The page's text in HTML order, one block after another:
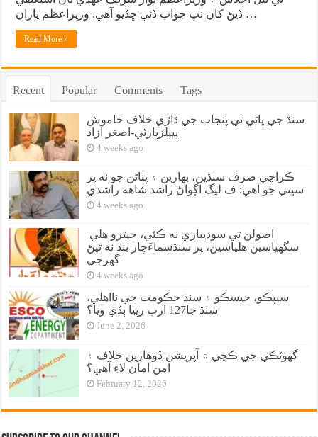
ڏيڻ کان ٺپ جواب ڏئي ڇڏيو آهي. وزيراعظم پاران …
Read More »
Recent Popular Comments Tags
سنڌ جي پاڻي تي پنجاب جي ڌاڙي خلاف خاموش
پيپلزپارٽي-اصغر آزاد
4 weeks ago
ڪراچي صرف سنڌين، بهارين ۽ پٺاڻن جو نه پر
سڀني جو آهي: ف ليگ اڳواڻ راشد شاهه راشدي
4 weeks ago
سگهياسين هلياسين، پر سنڌسماءَچار بند نه ٿيڻ
گهرجي
4 weeks ago
سيپڪو، حيسڪو ۽ سنڌ حڪومت جي نااهلي،
سنڌ جا127 ارب رپيا ٻڏي ويا؟
June 2, 2026
گهوٽڪي جي ڪچي ۾ آپريشن ڏوهارين خلاف ۽
امن امان لاءِ آهي؟
February 12, 2026